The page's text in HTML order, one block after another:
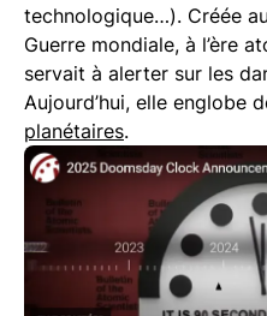
technologique…). Créée
Guerre mondiale, à l’ère
servait à alerter sur les
Aujourd’hui, elle englobe
planétaires.